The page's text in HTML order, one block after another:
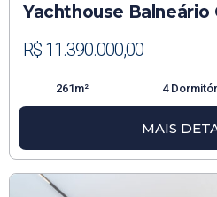
Yachthouse Balneário
R$ 11.390.000,00
261m² 4
MAIS